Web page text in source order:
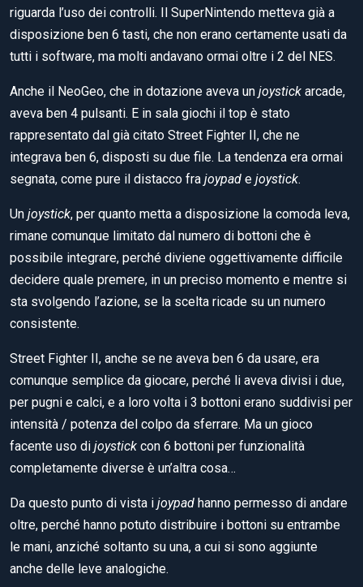
riguarda l’uso dei controlli. Il SuperNintendo metteva già a
disposizione ben 6 tasti, che non erano certamente usati da
tutti i software, ma molti andavano ormai oltre i 2 del NES.
Anche il NeoGeo, che in dotazione aveva un joystick arcade,
aveva ben 4 pulsanti. E in sala giochi il top è stato
rappresentato dal già citato Street Fighter II, che ne
integrava ben 6, disposti su due file. La tendenza era ormai
segnata, come pure il distacco fra joypad e joystick.
Un joystick, per quanto metta a disposizione la comoda leva,
rimane comunque limitato dal numero di bottoni che è
possibile integrare, perché diviene oggettivamente difficile
decidere quale premere, in un preciso momento e mentre si
sta svolgendo l’azione, se la scelta ricade su un numero
consistente.
Street Fighter II, anche se ne aveva ben 6 da usare, era
comunque semplice da giocare, perché li aveva divisi i due,
per pugni e calci, e a loro volta i 3 bottoni erano suddivisi per
intensità / potenza del colpo da sferrare. Ma un gioco
facente uso di joystick con 6 bottoni per funzionalità
completamente diverse è un’altra cosa…
Da questo punto di vista i joypad hanno permesso di andare
oltre, perché hanno potuto distribuire i bottoni su entrambe
le mani, anziché soltanto su una, a cui si sono aggiunte
anche delle leve analogiche.